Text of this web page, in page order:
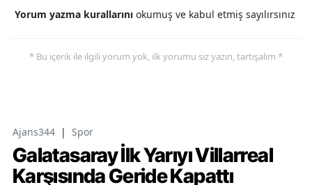
Yorum yazma kurallarını okumuş ve kabul etmiş sayılırsınız
* Bu içerik ile ilgili yorum yok, ilk yorumu siz yazın, tartışalım *
Ajans344 | Spor
Galatasaray İlk Yarıyı Villarreal
Karşısında Geride Kapattı